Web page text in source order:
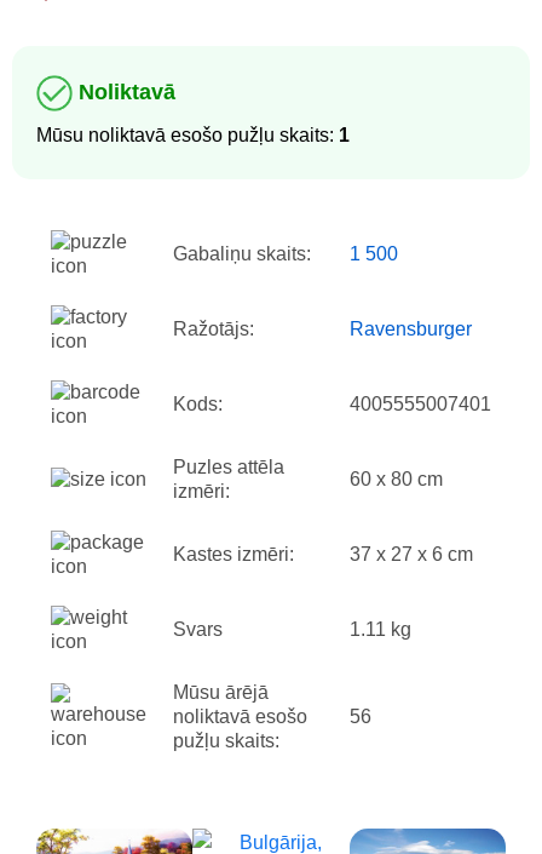
Noliktavā
Mūsu noliktavā esošo pužļu skaits: 1
Gabaliņu skaits: 1 500
Ražotājs: Ravensburger
Kods: 4005555007401
Puzles attēla
izmēri:
60 x 80 cm
Kastes izmēri: 37 x 27 x 6 cm
Svars 1.11 kg
Mūsu ārējā
noliktavā esošo
pužļu skaits:
56